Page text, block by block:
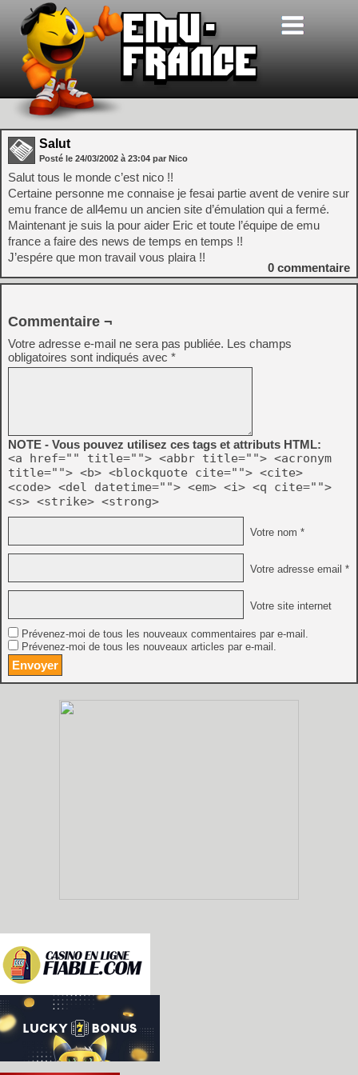
Salut
Posté le 24/03/2002 à 23:04 par Nico
Salut tous le monde c’est nico !!
Certaine personne me connaise je fesai partie avent de venire sur
emu france de all4emu un ancien site d’émulation qui a fermé.
Maintenant je suis la pour aider Eric et toute l’équipe de emu
france a faire des news de temps en temps !!
J’espére que mon travail vous plaira !!
0 commentaire
Commentaire ¬
Votre adresse e-mail ne sera pas publiée. Les champs
obligatoires sont indiqués avec *
NOTE - Vous pouvez utilisez ces tags et attributs HTML:
<a href="" title=""> <abbr title=""> <acronym
title=""> <b> <blockquote cite=""> <cite>
<code> <del datetime=""> <em> <i> <q cite="">
<s> <strike> <strong>
Votre nom *
Votre adresse email *
Votre site internet
Prévenez-moi de tous les nouveaux commentaires par e-mail.
Prévenez-moi de tous les nouveaux articles par e-mail.